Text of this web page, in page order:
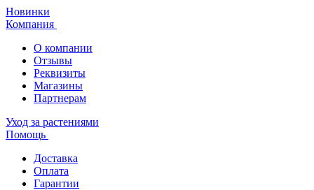
Новинки
Компания
О компании
Отзывы
Реквизиты
Магазины
Партнерам
Уход за растениями
Помощь
Доставка
Оплата
Гарантии